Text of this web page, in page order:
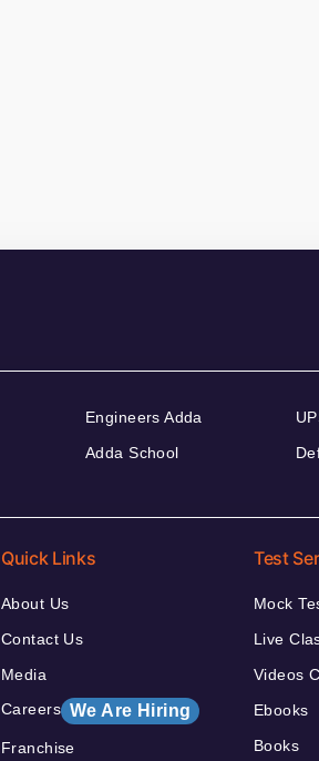
Engineers Adda
Adda School
Quick Links
About Us
Contact Us
Media
Careers We Are Hiring
Franchise
Test
Mock
Live
Videos
Ebooks
Books